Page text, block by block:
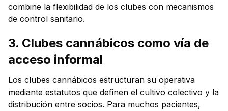
combine la flexibilidad de los clubes con mecanismos
de control sanitario.
3. Clubes cannábicos como vía de
acceso informal
Los clubes cannábicos estructuran su operativa
mediante estatutos que definen el cultivo colectivo y la
distribución entre socios. Para muchos pacientes,